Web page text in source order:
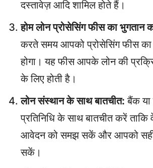
दस्तावेज़ आदि शामिल होते हैं।
होम लोन प्रोसेसिंग फीस का भुगतान
करते समय आपको प्रोसेसिंग फीस का
होगा। यह फीस आपके लोन की
के लिए होती है।
लोन संस्थान के साथ बातचीत: बैंक
प्रतिनिधि के साथ बातचीत करें
आवेदन को समझ सकें और आपको
सकें।